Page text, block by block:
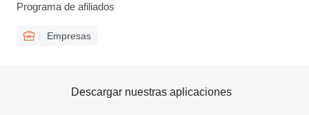
Programa de afiliados
Empresas
Descargar nuestras aplicaciones